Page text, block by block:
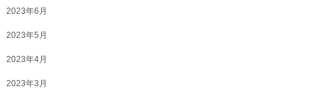
2023年6月
2023年5月
2023年4月
2023年3月